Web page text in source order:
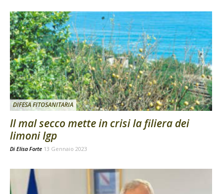
DIFESA FITOSANITARIA
Il mal secco mette in crisi la filiera dei
limoni Igp
Di Elisa Forte 13 Gennaio 2023